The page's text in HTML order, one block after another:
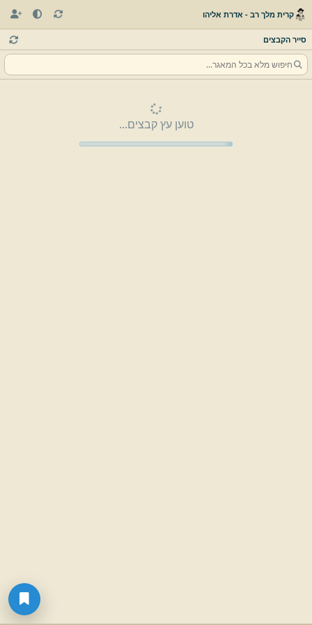
קרית מלך רב - אדרת אליהו
סייר הקבצים
טוען עץ קבצים...